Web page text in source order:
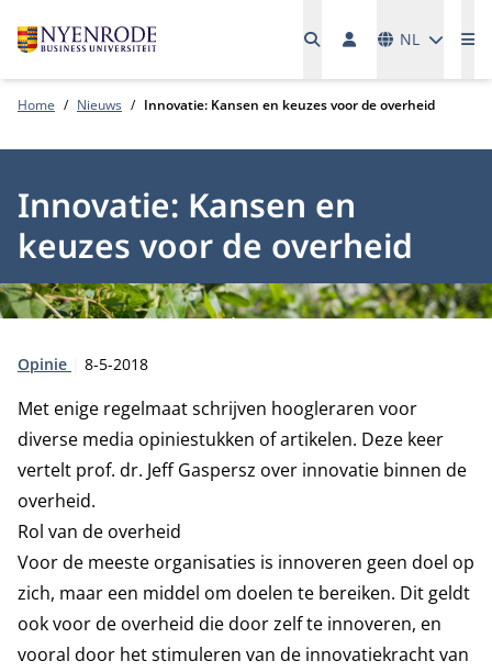
NL
Home Nieuws Innovatie: Kansen en keuzes voor de overheid
Innovatie: Kansen en
keuzes voor de overheid
Type:
Opinie Publicatiedatum:
8-5-2018
Met enige regelmaat schrijven hoogleraren voor
diverse media opiniestukken of artikelen. Deze keer
vertelt prof. dr. Jeff Gaspersz over innovatie binnen de
overheid.
Rol van de overheid
Voor de meeste organisaties is innoveren geen doel op
zich, maar een middel om doelen te bereiken. Dit geldt
ook voor de overheid die door zelf te innoveren, en
vooral door het stimuleren van de innovatiekracht van